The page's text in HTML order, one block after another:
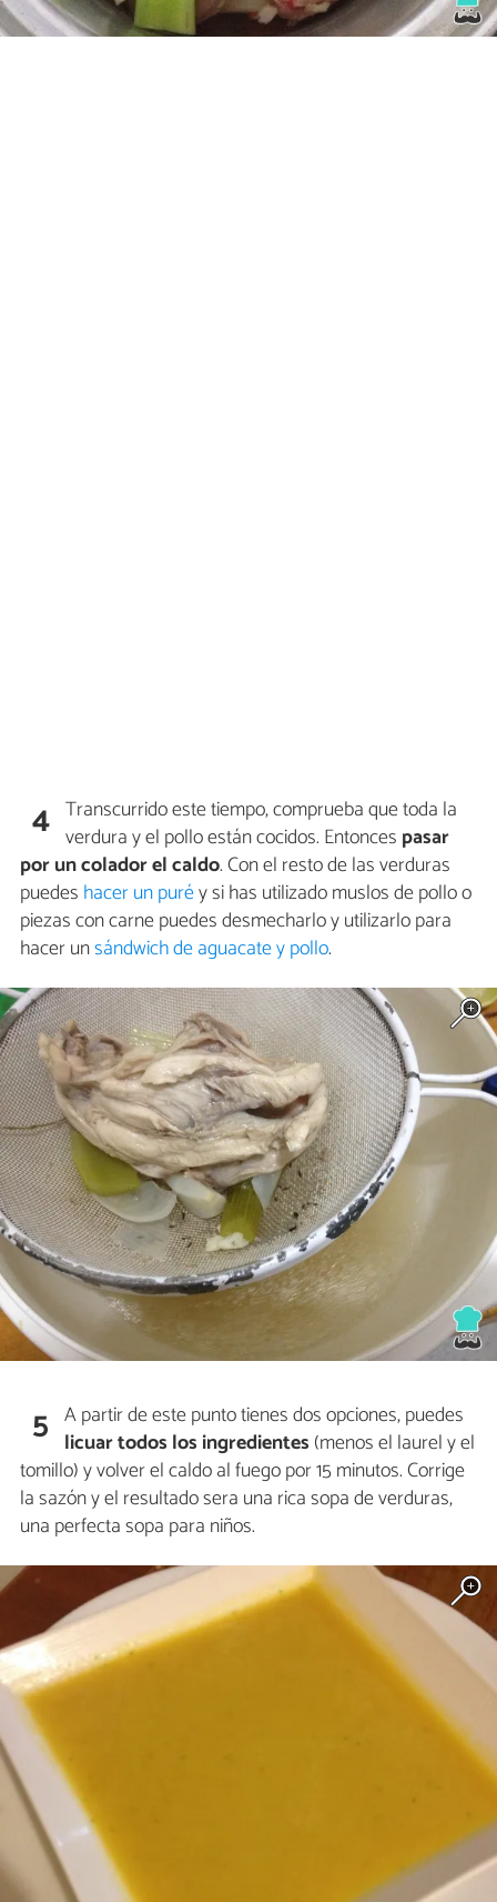
4 Transcurrido este tiempo, comprueba que toda la
verdura y el pollo están cocidos. Entonces pasar
por un colador el caldo. Con el resto de las verduras
puedes hacer un puréy si has utilizado muslos de pollo o
piezas con carne puedes desmecharlo y utilizarlo para
hacer unsándwich de aguacate y pollo.
5 A partir de este punto tienes dos opciones, puedes
licuar todos los ingredientes (menos el laurel y el
tomillo) y volver el caldo al fuego por 15 minutos. Corrige
la sazón y el resultado sera una rica sopa de verduras,
una perfecta sopa para niños.